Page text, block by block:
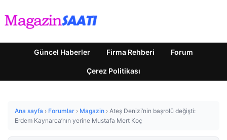
Güncel Haberler Firma Rehberi Forum
Çerez Politikası
Ana sayfa › Forumlar › Magazin › Ateş Denizi’nin başrolü değişti:
Erdem Kaynarca’nın yerine Mustafa Mert Koç